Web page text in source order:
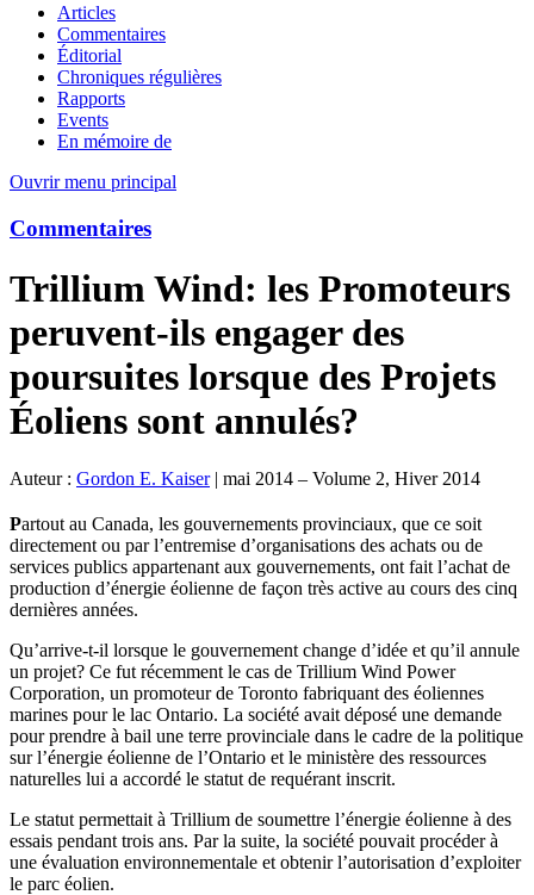
Articles
Commentaires
Éditorial
Chroniques régulières
Rapports
Events
En mémoire de
Ouvrir menu principal
Commentaires
Trillium Wind: les Promoteurs
peruvent-ils engager des
poursuites lorsque des Projets
Éoliens sont annulés?
Auteur : Gordon E. Kaiser mai 2014 – Volume 2, Hiver 2014
Partout au Canada, les gouvernements provinciaux, que ce soit
directement ou par l’entremise d’organisations des achats ou de
services publics appartenant aux gouvernements, ont fait l’achat de
production d’énergie éolienne de façon très active au cours des cinq
dernières années.
Qu’arrive-t-il lorsque le gouvernement change d’idée et qu’il annule
un projet? Ce fut récemment le cas de Trillium Wind Power
Corporation, un promoteur de Toronto fabriquant des éoliennes
marines pour le lac Ontario. La société avait déposé une demande
pour prendre à bail une terre provinciale dans le cadre de la politique
sur l’énergie éolienne de l’Ontario et le ministère des ressources
naturelles lui a accordé le statut de requérant inscrit.
Le statut permettait à Trillium de soumettre l’énergie éolienne à des
essais pendant trois ans. Par la suite, la société pouvait procéder à
une évaluation environnementale et obtenir l’autorisation d’exploiter
le parc éolien.